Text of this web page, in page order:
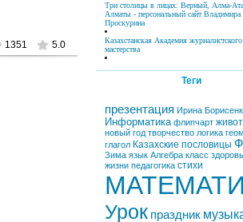
1351 5.0
Три столицы в лицах: Верный, Алма-Ата,
Алматы - персональный сайт Владимира
Проскурина
Казахстанская Академия журналистского
мастерства
Теги
презентация Ирина
Информатика флипчарт
новый год творчество логика
глагол Казахские пословицы
Зима язык Алгебра класс
жизни педагогика стихи
Урок праздник